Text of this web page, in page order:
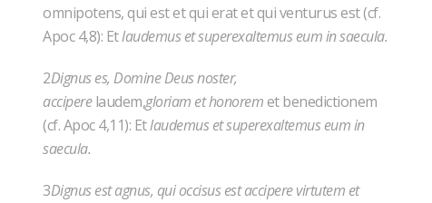
omnipotens, qui est et qui erat et qui venturus est (cf.
Apoc 4,8): Etlaudemus et superexaltemus eum in saecula.
2Dignus es, Domine Deus noster,
acciperelaudem,gloriam et honoremet benedictionem
(cf. Apoc 4,11): Etlaudemus et superexaltemus eum in
saecula.
3Dignus est agnus, qui occisus est accipere virtutem et